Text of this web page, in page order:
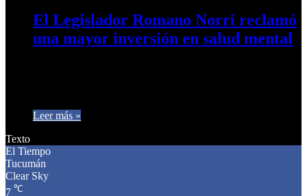
El Legislador Romano Norri reclamó
una mayor inversión en salud mental
Leer más »
Texto
El Tiempo
Tucumán
Clear Sky
7 ℃